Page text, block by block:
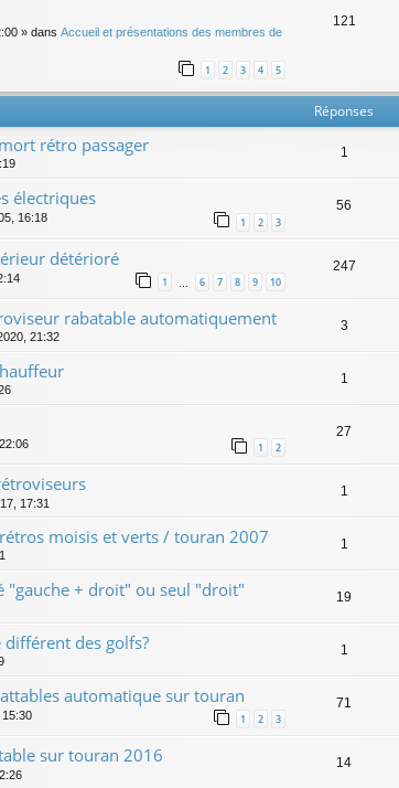
» dans Accueil et présentations des membres de
1 2 3 4 5
121
Réponses
rétro passager 1
électriques
16:18 1 2 3
56
détérioré
1 6 7 8 9 10
247
rabatable automatiquement
21:32
3
1
1 2
27
17:31
1
moisis et verts / touran 2007 1
"gauche + droit" ou seul "droit" 19
des golfs? 1
automatique sur touran
15:30 1 2 3
71
sur touran 2016 14